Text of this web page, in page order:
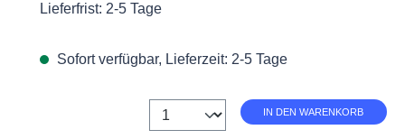
Lieferfrist: 2-5 Tage
Sofort verfügbar, Lieferzeit: 2-5 Tage
Anzahl IN DEN WARENKORB